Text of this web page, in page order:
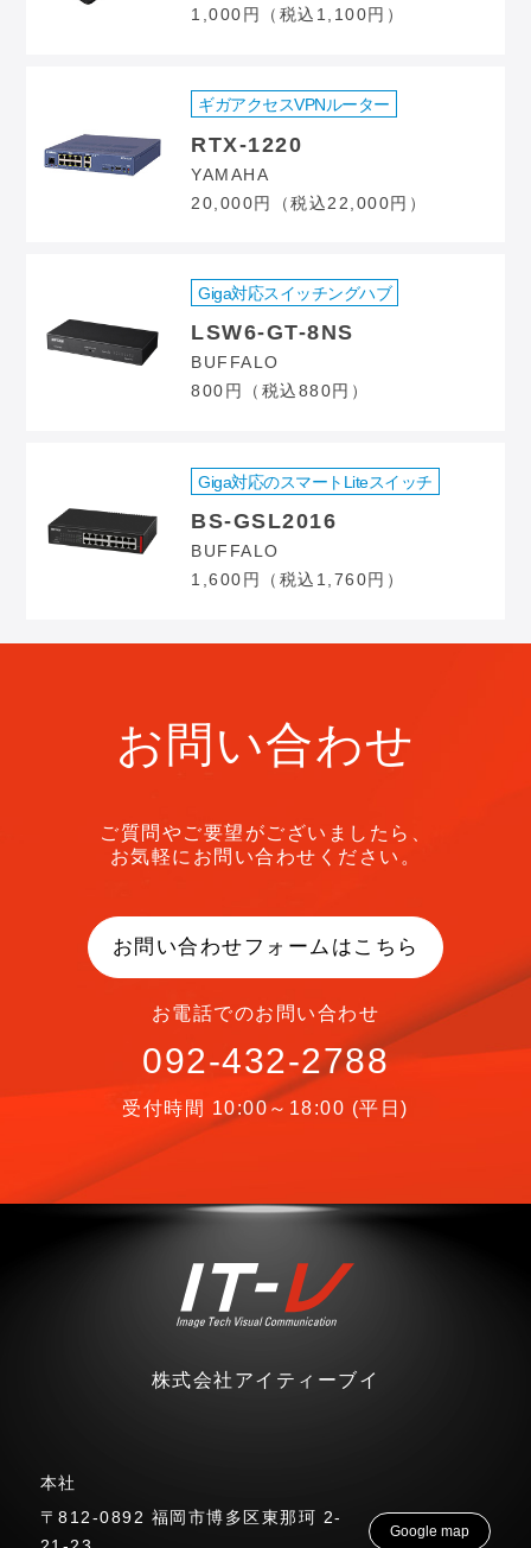
1,000円（税込1,100円）
ギガアクセスVPNルーター
RTX-1220
YAMAHA
20,000円（税込22,000円）
Giga対応スイッチングハブ
LSW6-GT-8NS
BUFFALO
800円（税込880円）
Giga対応のスマートLiteスイッチ
BS-GSL2016
BUFFALO
1,600円（税込1,760円）
お問い合わせ
ご質問やご要望がございましたら、
お気軽にお問い合わせください。
お問い合わせフォームはこちら
お電話でのお問い合わせ
092-432-2788
受付時間 10:00～18:00 (平日)
株式会社アイティーブイ
本社
〒812-0892 福岡市博多区東那珂 2-
Google map